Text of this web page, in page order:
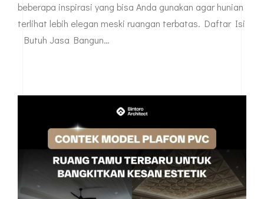
beberapa inspirasi yang bisa Anda gunakan agar hunian
terlihat lebih elegan meski ruangan terbatas. Daftar Isi
Butuh Jasa Bangun…